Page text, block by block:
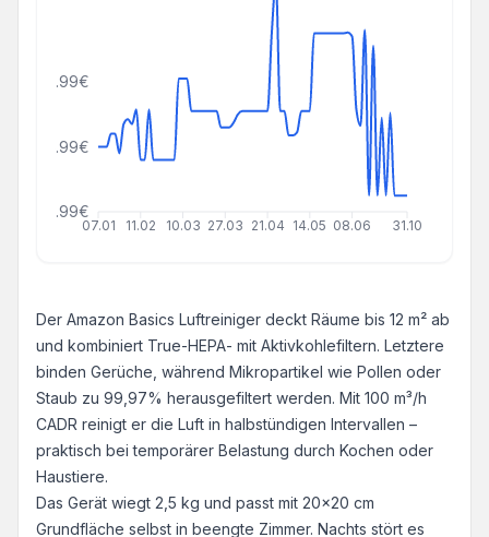
07.01 11.02 10.03 27.03 21.04 14.05 08.06 31.10
16.99€
56.99€
96.99€
Der Amazon Basics Luftreiniger deckt Räume bis 12 m² ab
und kombiniert True-HEPA- mit Aktivkohlefiltern. Letztere
binden Gerüche, während Mikropartikel wie Pollen oder
Staub zu 99,97% herausgefiltert werden. Mit 100 m³/h
CADR reinigt er die Luft in halbstündigen Intervallen –
praktisch bei temporärer Belastung durch Kochen oder
Haustiere.
Das Gerät wiegt 2,5 kg und passt mit 20x20 cm
Grundfläche selbst in beengte Zimmer. Nachts stört es